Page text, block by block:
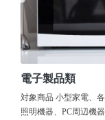
電子製品類
対象商品 小型家電、各
照明機器、PC周辺機